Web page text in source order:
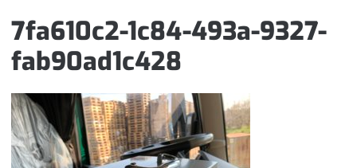
7fa610c2-1c84-493a-9327-
fab90ad1c428